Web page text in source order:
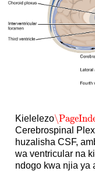
Kielelezo
Cerebrospinal
huzalisha CSF,
wa ventricular na
ndogo kwa njia ya